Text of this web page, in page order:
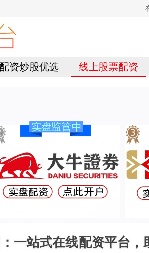
配资炒股优选 线上股票配资
一站式在线配资平台，